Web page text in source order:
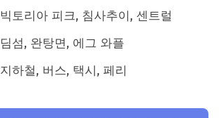
빅토리아 피크, 침사추이, 센트럴
딤섬, 완탕면, 에그 와플
지하철, 버스, 택시, 페리